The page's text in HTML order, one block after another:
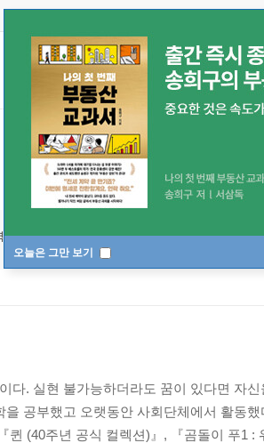
오늘은 그만 보기
가
다. 실현 불가능하더라도 꿈이 있다면 자
공부했고 오랫동안 사회단체에서 활동
(40주년 공식 컬렉션)』, 『곰돌이 푸1 :